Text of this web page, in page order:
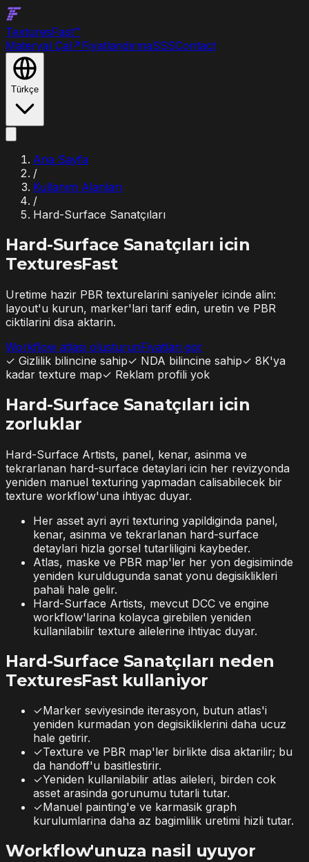
TexturesFast™
Materyal Çal↗ FiyatlandırmaSSSContact
Türkçe
Ana Sayfa
/
Kullanım Alanları
/
Hard-Surface Sanatçıları
Hard-Surface Sanatçıları icin
TexturesFast
Uretime hazir PBR texturelarini saniyeler icinde alin:
layout'u kurun, marker'lari tarif edin, uretin ve PBR
ciktilarini disa aktarin.
Workflow atlasi olusturunFiyatlari gor
✓ Gizlilik bilincine sahip✓ NDA bilincine sahip✓ 8K'ya
kadar texture map✓ Reklam profili yok
Hard-Surface Sanatçıları icin
zorluklar
Hard-Surface Artists, panel, kenar, asinma ve
tekrarlanan hard-surface detaylari icin her revizyonda
yeniden manuel texturing yapmadan calisabilecek bir
texture workflow'una ihtiyac duyar.
Her asset ayri ayri texturing yapildiginda panel,
kenar, asinma ve tekrarlanan hard-surface
detaylari hizla gorsel tutarliligini kaybeder.
Atlas, maske ve PBR map'ler her yon degisiminde
yeniden kuruldugunda sanat yonu degisiklikleri
pahali hale gelir.
Hard-Surface Artists, mevcut DCC ve engine
workflow'larina kolayca girebilen yeniden
kullanilabilir texture ailelerine ihtiyac duyar.
Hard-Surface Sanatçıları neden
TexturesFast kullaniyor
✓Marker seviyesinde iterasyon, butun atlas'i
yeniden kurmadan yon degisikliklerini daha ucuz
hale getirir.
✓Texture ve PBR map'ler birlikte disa aktarilir; bu
da handoff'u basitlestirir.
✓Yeniden kullanilabilir atlas aileleri, birden cok
asset arasinda gorunumu tutarli tutar.
✓Manuel painting'e ve karmasik graph
kurulumlarina daha az bagimlilik uretimi hizli tutar.
Workflow'unuza nasil uyuyor